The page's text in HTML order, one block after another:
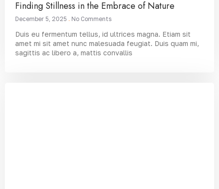
Finding Stillness in the Embrace of Nature
December 5, 2025 No Comments
Duis eu fermentum tellus, id ultrices magna. Etiam sit
amet mi sit amet nunc malesuada feugiat. Duis quam mi,
sagittis ac libero a, mattis convallis